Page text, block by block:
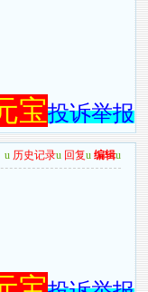
宝投诉举报
u 历史记录u 回复u 编辑u